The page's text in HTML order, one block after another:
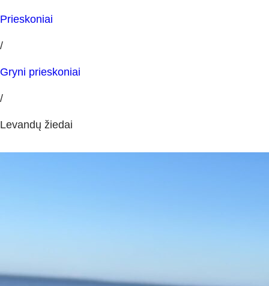
Prieskoniai
/
Gryni prieskoniai
/
Levandų žiedai